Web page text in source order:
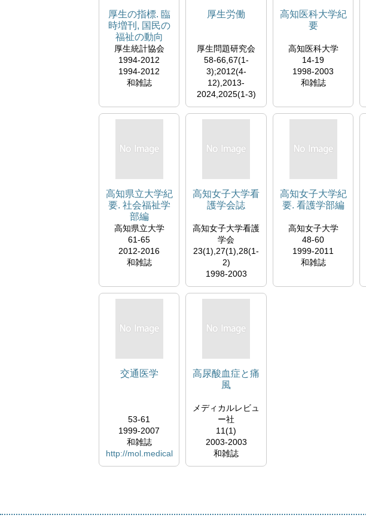
厚生の指標. 臨
時増刊, 国民の
福祉の動向
厚生統計協会
1994-2012
1994-2012
和雑誌
厚生労働
厚生問題研究会
58-66,67(1-
3);2012(4-
12),2013-
2024,2025(1-3)
2003-2012;2012-
2025
高知医科大学紀
要
高知医科大学
14-19
1998-2003
和雑誌
高知県立大学紀
要. 社会福祉学
部編
高知県立大学
61-65
2012-2016
和雑誌
高知女子大学看
護学会誌
高知女子大学看護
学会
23(1),27(1),28(1-
2)
1998-2003
和雑誌
高知女子大学紀
要. 看護学部編
高知女子大学
48-60
1999-2011
和雑誌
交通医学
53-61
1999-2007
和雑誌
http://mol.medical
online.jp/library/ar
高尿酸血症と痛
風
メディカルレビュ
ー社
11(1)
2003-2003
和雑誌
http://mol.medical